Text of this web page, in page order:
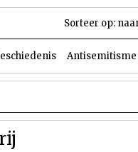
Sorteer op:
Antisemitisme